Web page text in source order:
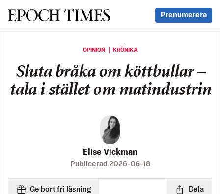
Svenska Epoch Times Prenumerera
OPINION ｜ KRÖNIKA
Sluta bråka om köttbullar –
tala i stället om matindustrin
Elise Vickman
Publicerad 2026-06-18
Ge bort fri läsning Dela